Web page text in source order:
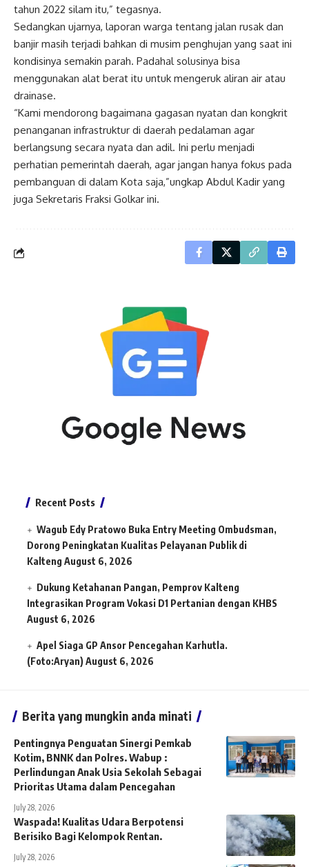
tahun 2022 silam itu,” tegasnya.
Sedangkan ujarnya, laporan warga tentang jalan rusak dan
banjir masih terjadi bahkan di musim penghujan yang saat ini
kondisinya semakin parah. Padahal solusinya bisa
menggunakan alat berat itu untuk mengeruk aliran air atau
drainase.
“Kami mendorong bagaimana gagasan nyatan dan kongkrit
penanganan infrastruktur di daerah pedalaman agar
berlangsung secara nyata dan adil. Ini perlu menjadi
perhatian pemerintah daerah, agar jangan hanya fokus pada
pembanguan di dalam Kota saja,”ungkap Abdul Kadir yang
juga Sekretaris Fraksi Golkar ini.
Recent Posts
Wagub Edy Pratowo Buka Entry Meeting Ombudsman,
Dorong Peningkatan Kualitas Pelayanan Publik di
Kalteng August 6, 2026
Dukung Ketahanan Pangan, Pemprov Kalteng
Integrasikan Program Vokasi D1 Pertanian dengan KHBS
August 6, 2026
Apel Siaga GP Ansor Pencegahan Karhutla.
(Foto:Aryan) August 6, 2026
Berita yang mungkin anda minati
Pentingnya Penguatan Sinergi Pemkab
Kotim, BNNK dan Polres. Wabup :
Perlindungan Anak Usia Sekolah Sebagai
Prioritas Utama dalam Pencegahan
July 28, 2026
Waspada! Kualitas Udara Berpotensi
Berisiko Bagi Kelompok Rentan.
July 28, 2026